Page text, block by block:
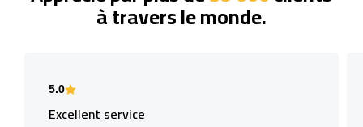
à travers le monde.
5.0
Excellent service